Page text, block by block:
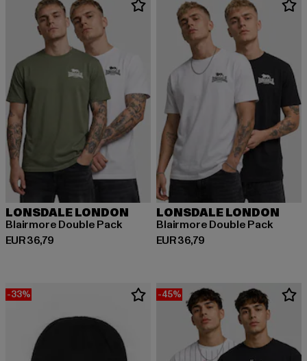
LONSDALE LONDON
Blairmore Double Pack
EUR 36,79
Huidige prijs: EUR 36,79
LONSDALE LONDON
Blairmore Double Pack
EUR 36,79
Huidige prijs: EUR 36,79
-33% -45%